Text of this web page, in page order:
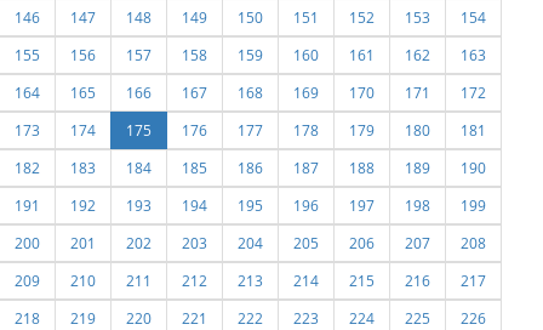
146
147 148 149 150 151 152 153
154
155
156 157 158 159 160 161 162
163
164
165 166 167 168 169 170 171
172
173
174 175 176 177 178 179 180
181
182
183 184 185 186 187 188 189
190
191
192 193 194 195 196 197 198
199
200
201 202 203 204 205 206 207
208
209
210 211 212 213 214 215 216
217
218
219 220 221 222 223 224 225
226